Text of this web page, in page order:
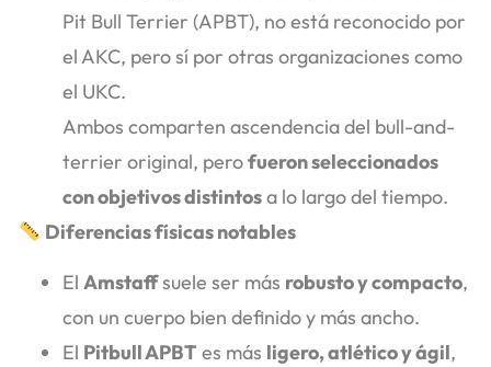
Pit Bull Terrier (APBT), no está reconocido por
el AKC, pero sí por otras organizaciones como
el UKC.
Ambos comparten ascendencia del bull-and-
terrier original, perofueron seleccionados
con objetivos distintosa lo largo del tiempo.
Diferencias físicas notables
El Amstaffsuele ser más robusto y compacto,
con un cuerpo bien definido y más ancho.
El Pitbull APBT es más ligero, atlético y ágil,